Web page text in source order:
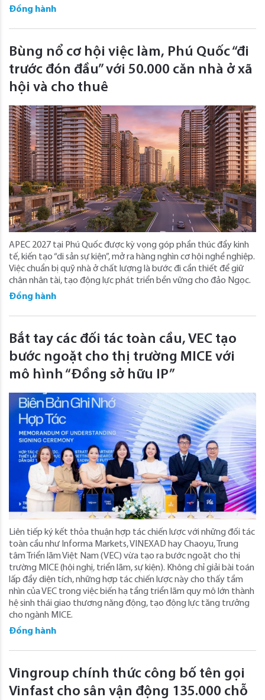
Đồng hành
Bùng nổ cơ hội việc làm, Phú Quốc “đi
trước đón đầu” với 50.000 căn nhà ở xã
hội và cho thuê
APEC 2027 tại Phú Quốc được kỳ vọng góp phần thúc đẩy kinh
tế, kiến tạo “di sản sự kiện”, mở ra hàng nghìn cơ hội nghề nghiệp.
Việc chuẩn bị quỹ nhà ở chất lượng là bước đi cần thiết để giữ
chân nhân tài, tạo động lực phát triển bền vững cho đảo Ngọc.
Đồng hành
Bắt tay các đối tác toàn cầu, VEC tạo
bước ngoặt cho thị trường MICE với
mô hình “Đồng sở hữu IP”
Liên tiếp ký kết thỏa thuận hợp tác chiến lược với những đối tác
toàn cầu như Informa Markets, VINEXAD hay Chaoyu, Trung
tâm Triển lãm Việt Nam (VEC) vừa tạo ra bước ngoặt cho thị
trường MICE (hội nghị, triển lãm, sự kiện). Không chỉ giải bài toán
lấp đầy diện tích, những hợp tác chiến lược này cho thấy tầm
nhìn của VEC trong việc biến hạ tầng triển lãm quy mô lớn thành
hệ sinh thái giao thương năng động, tạo động lực tăng trưởng
cho ngành MICE.
Đồng hành
Vingroup chính thức công bố tên gọi
Vinfast cho sân vận động 135.000 chỗ